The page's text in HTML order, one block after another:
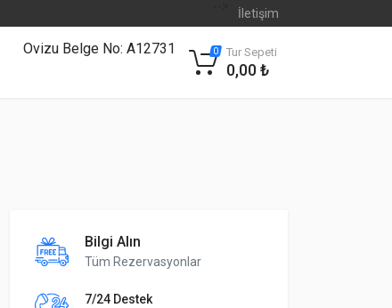
İletişim
Ovizu Belge No: A12731 0 Tur Sepeti
0,00 ₺
Bilgi Alın
Tüm Rezervasyonlar
7/24 Destek